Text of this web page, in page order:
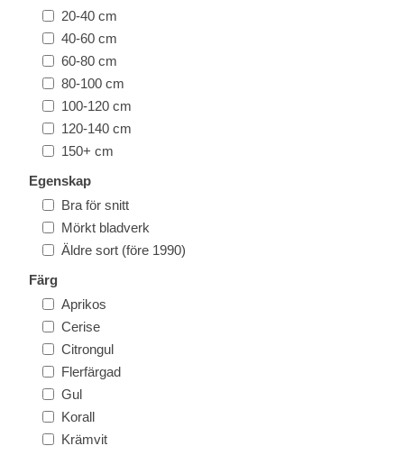
20-40 cm
40-60 cm
60-80 cm
80-100 cm
100-120 cm
120-140 cm
150+ cm
Egenskap
Bra för snitt
Mörkt bladverk
Äldre sort (före 1990)
Färg
Aprikos
Cerise
Citrongul
Flerfärgad
Gul
Korall
Krämvit